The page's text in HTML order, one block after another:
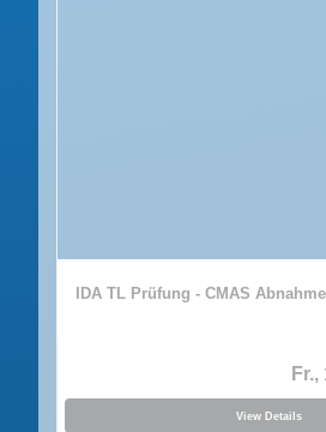
IDA TL Prüfung - CMAS
Fr.,
View Details